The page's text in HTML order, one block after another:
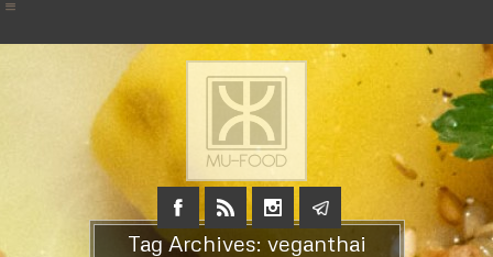
Tag Archives: veganthai